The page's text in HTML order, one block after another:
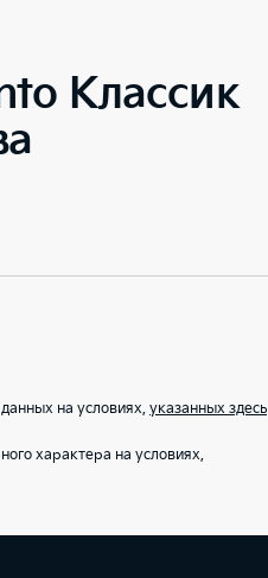
Классик
на условиях, указанных здесь
характера на условиях,